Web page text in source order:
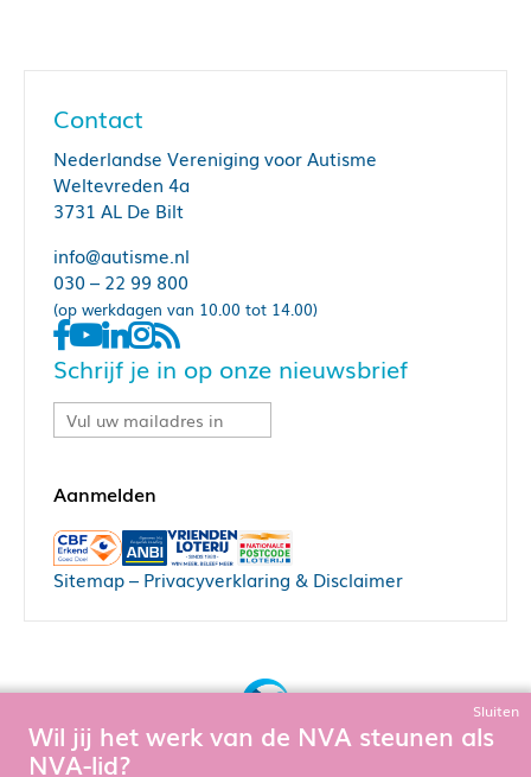
Contact
Nederlandse Vereniging voor Autisme
Weltevreden 4a
3731 AL De Bilt
info@autisme.nl
030 – 22 99 800
(op werkdagen van 10.00 tot 14.00)
Schrijf je in op onze nieuwsbrief
Sitemap– Privacyverklaring & Disclaimer
Sluiten
Wil jij het werk van de NVA steunen als
NVA-lid?